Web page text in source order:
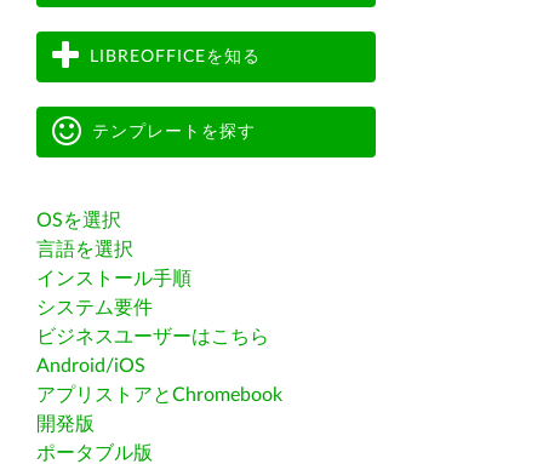
LIBREOFFICEを知る
テンプレートを探す
OSを選択
言語を選択
インストール手順
システム要件
ビジネスユーザーはこちら
Android/iOS
アプリストアとChromebook
開発版
ポータブル版